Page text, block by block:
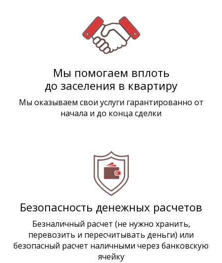
Мы помогаем вплоть
до заселения в квартиру
Мы оказываем свои услуги гарантированно от
начала и до конца сделки
Безопасность денежных расчетов
Безналичный расчет (не нужно хранить,
перевозить и пересчитывать деньги) или
безопасный расчет наличными через банковскую
ячейку